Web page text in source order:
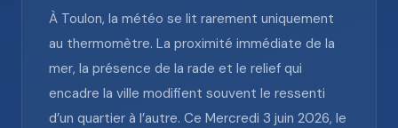
À Toulon, la météo se lit rarement uniquement
au thermomètre. La proximité immédiate de la
mer, la présence de la rade et le relief qui
encadre la ville modifient souvent le ressenti
d’un quartier à l’autre. Ce Mercredi 3 juin 2026, le